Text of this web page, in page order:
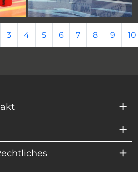
3 4 5 6 7 8 9 10